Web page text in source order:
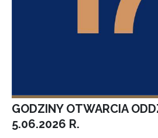
GODZINY OTWARCIA
5.06.2026 R.